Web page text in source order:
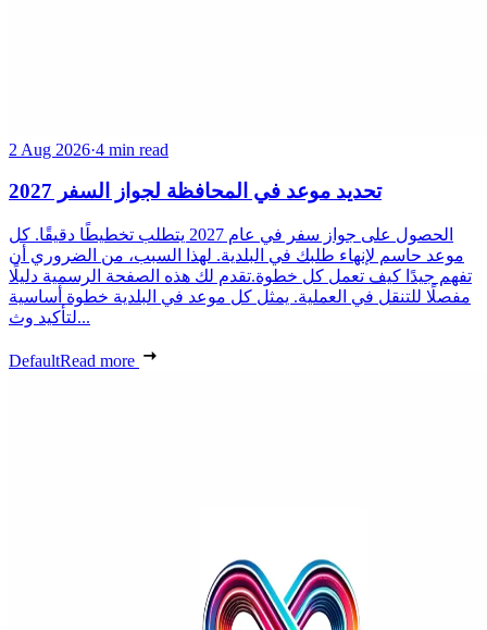
2 Aug 2026·4 min read
تحديد موعد في المحافظة لجواز السفر 2027
الحصول على جواز سفر في عام 2027 يتطلب تخطيطًا دقيقًا. كل
موعد حاسم لإنهاء طلبك في البلدية. لهذا السبب، من الضروري أن
تفهم جيدًا كيف تعمل كل خطوة.تقدم لك هذه الصفحة الرسمية دليلًا
مفصلًا للتنقل في العملية. يمثل كل موعد في البلدية خطوة أساسية
لتأكيد وث...
DefaultRead more